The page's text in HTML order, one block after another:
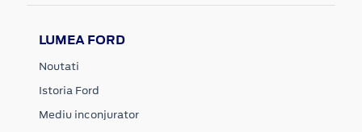
LUMEA FORD
Noutati
Istoria Ford
Mediu inconjurator